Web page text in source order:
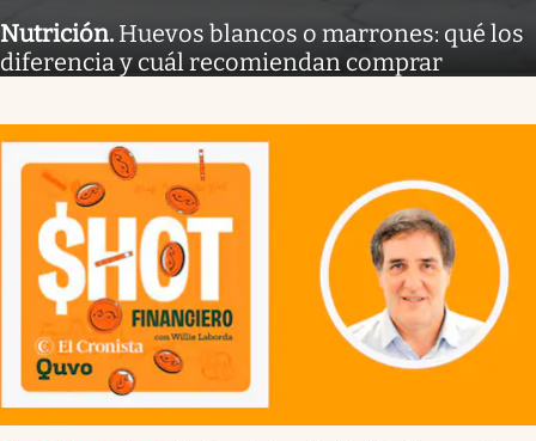
Nutrición. Huevos blancos o marrones: qué los
diferencia y cuál recomiendan comprar